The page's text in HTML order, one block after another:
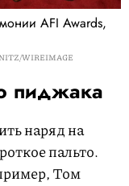
AFI Awards,
WIREIMAGE
пиджака
наряд на
пальто.
Том